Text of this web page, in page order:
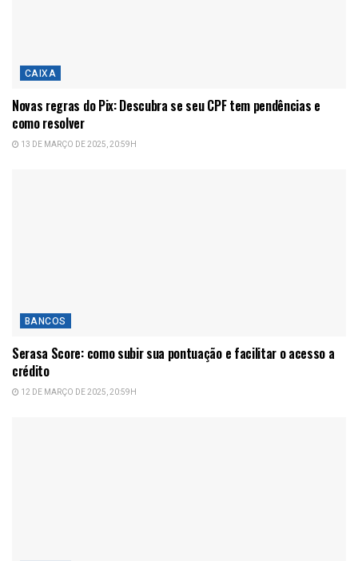
CAIXA
Novas regras do Pix: Descubra se seu CPF tem pendências e
como resolver
13 DE MARÇO DE 2025, 20:59H
BANCOS
Serasa Score: como subir sua pontuação e facilitar o acesso a
crédito
12 DE MARÇO DE 2025, 20:59H